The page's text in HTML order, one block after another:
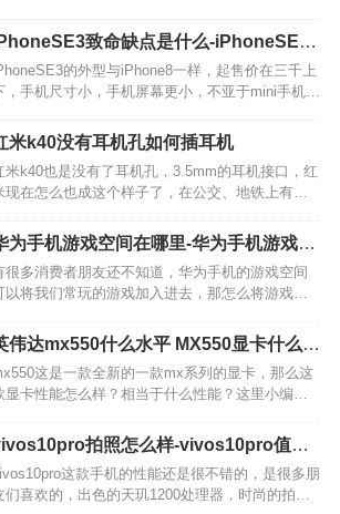
？快和小编我一起去讨论一下吧。iPhoneSE3防
水效果如何iPhoneSE3这款手机…
致命缺点是什么-iPhoneSE3
得买吗的外型与iPhone8一样，起售价在三千上
，手机尺寸小，手机屏幕更小，不亚于mini手机。
由小编我给各位详细说明一下吧。 iPhoneSE3优
是什么？…
米k40没有耳机孔如何插耳机
米k40也是没有了耳机孔，3.5mm的耳机接口，红
现在怎么也成这个样子了，在公交、地铁上有很
机孔如何插耳机呢？让我们一起来看看吧~ 红米
k40没有耳机孔如何插耳机？ 使用Ty…
为手机游戏空间在哪里-华为手机游戏空
怎么添加应用
很多消费者朋友还不知道，华为手机的游戏空间
以将我们常玩的游戏加入进去，那怎么将游戏加
趣的我们一起来瞧瞧吧，期待可以帮到各位！ 华
手机游戏空间添加游戏的步骤 1、从设置菜单的最
…
伟达mx550什么水平 MX550显卡什么级
怎么样性能强吗
这是一款全新的一款mx系列的显卡，那么这
显卡性能怎么样？相当于什么性能？这里小编为
数码博主“金猪升级包”放出了英伟达新款…
拍照怎么样-vivos10pro值得
买吗
这款手机的性能还是很不错的，是很多朋
们喜欢的，出色的天玑1200处理器，时尚的拍照